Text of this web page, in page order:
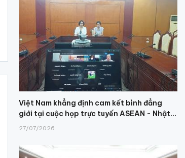
Việt Nam khẳng định cam kết bình đẳng
giới tại cuộc họp trực tuyến ASEAN - Nhật...
27/07/2026